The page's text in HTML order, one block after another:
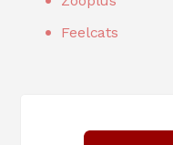
Feelcats